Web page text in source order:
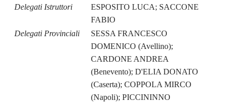
Delegati Istruttori
ESPOSITO LUCA; SACCONE
FABIO
Delegati Provinciali
SESSA FRANCESCO
DOMENICO (Avellino);
CARDONE ANDREA
(Benevento); D'ELIA DONATO
(Caserta); COPPOLA MIRCO
(Napoli); PICCININNO